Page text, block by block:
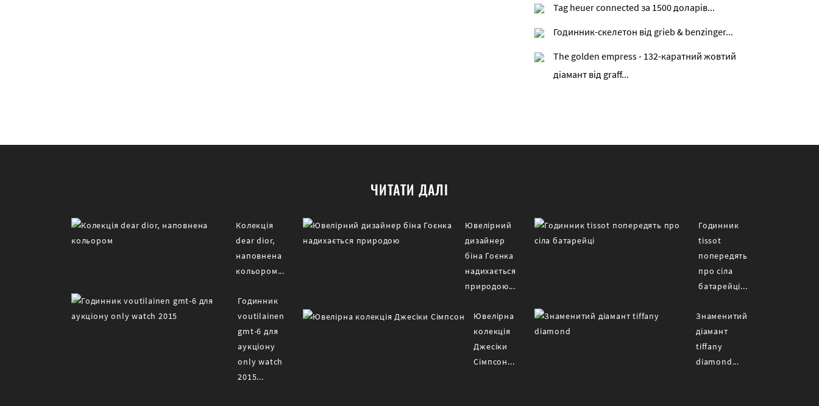
Tag heuer connected за 1500 доларів...
Годинник-скелетон від grieb & benzinger...
The golden empress - 132-каратний жовтий
діамант від graff...
ЧИТАТИ ДАЛІ
Колекція
dear dior,
наповнена
кольором...
Годинник
voutilainen
gmt-6 для
аукціону
only watch
2015...
Ювелірний
дизайнер
біна Гоєнка
надихається
природою...
Ювелірна
колекція
Джесіки
Сімпсон...
Годинник
tissot
попередять
про сіла
батарейці...
Знаменитий
діамант
tiffany
diamond...